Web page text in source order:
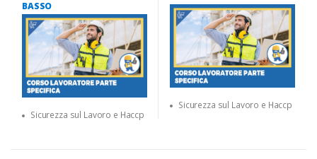
BASSO
Sicurezza sul Lavoro e Haccp
Sicurezza sul Lavoro e Haccp